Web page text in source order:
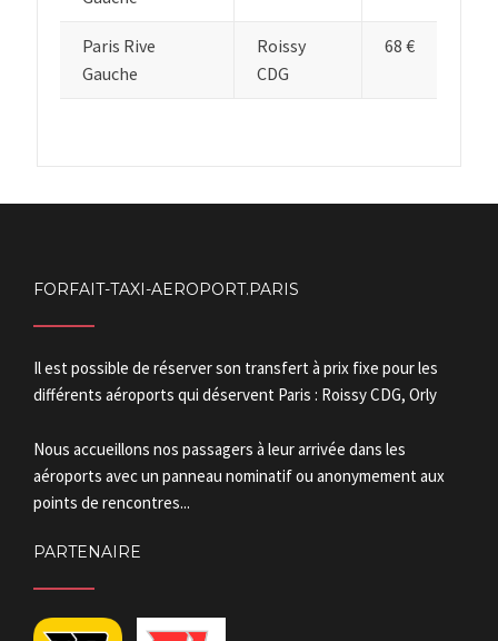
Paris Rive
Gauche
Roissy
CDG
68 €
FORFAIT-TAXI-AEROPORT.PARIS
Il est possible de réserver son transfert à prix fixe pour les
différents aéroports qui déservent Paris : Roissy CDG, Orly
Nous accueillons nos passagers à leur arrivée dans les
aéroports avec un panneau nominatif ou anonymement aux
points de rencontres...
PARTENAIRE